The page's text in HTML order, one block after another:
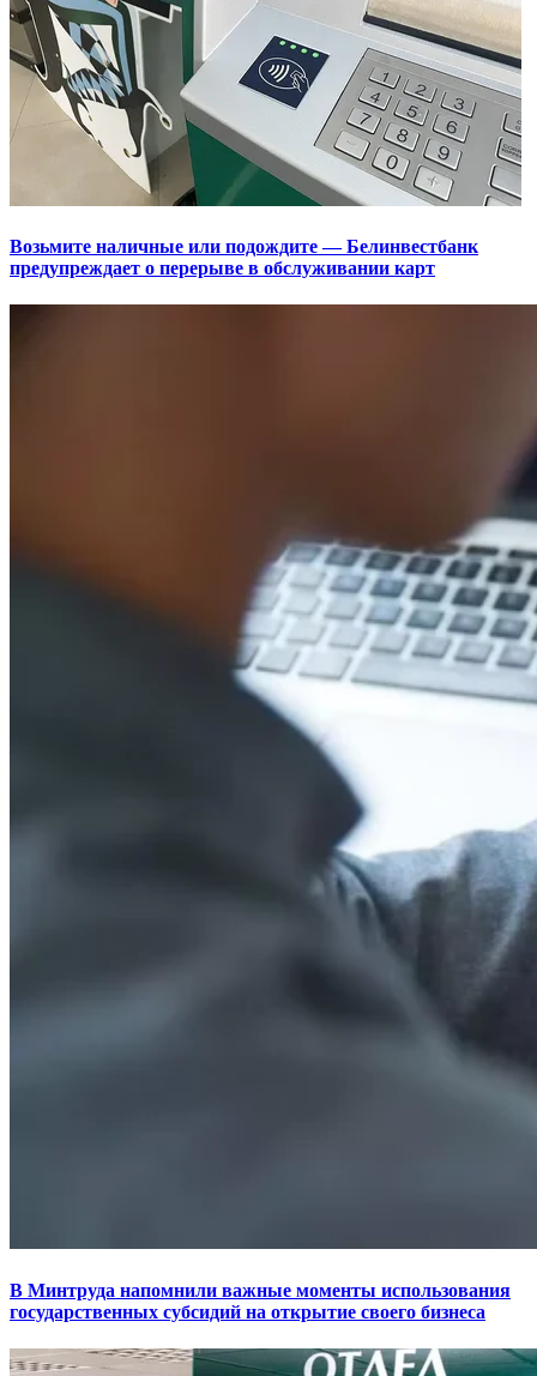
Возьмите наличные или подождите — Белинвестбанк
предупреждает о перерыве в обслуживании карт
В Минтруда напомнили важные моменты использования
государственных субсидий на открытие своего бизнеса